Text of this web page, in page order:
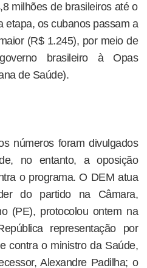
milhões de brasileiros até o
etapa, os cubanos passam a
(R$ 1.245), por meio de
brasileiro à Opas
de Saúde).
números foram divulgados
no entanto, a oposição
o programa. O DEM atua
do partido na Câmara,
(PE), protocolou ontem na
representação por
contra o ministro da Saúde,
Alexandre Padilha; o